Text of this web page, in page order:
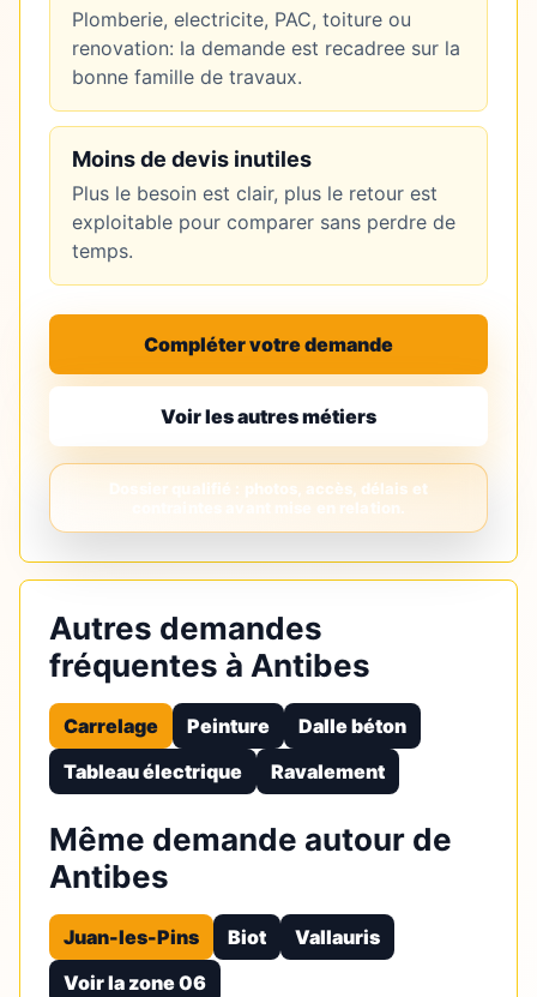
Plomberie, electricite, PAC, toiture ou
renovation: la demande est recadree sur la
bonne famille de travaux.
Moins de devis inutiles
Plus le besoin est clair, plus le retour est
exploitable pour comparer sans perdre de
temps.
Compléter votre demande
Voir les autres métiers
Autres demandes
fréquentes à Antibes
Carrelage Peinture
Dalle béton
Tableau électrique
Ravalement
Même demande autour de
Antibes
Juan-les-Pins Biot
Vallauris
Voir la zone 06